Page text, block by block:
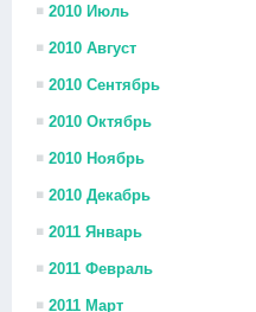
2010 Июль
2010 Август
2010 Сентябрь
2010 Октябрь
2010 Ноябрь
2010 Декабрь
2011 Январь
2011 Февраль
2011 Март